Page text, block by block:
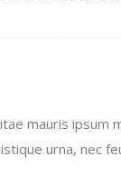
mauris ipsum
urna, nec